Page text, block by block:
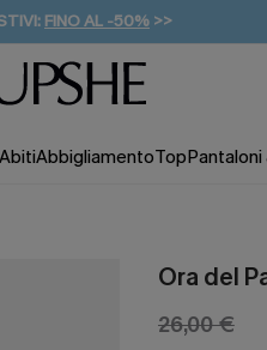
FINO AL -50% >>
GRATUITA DA 49€
I NUOVI: 20% DI SCONTO*
AbitiAbbigliamentoTop
Ora del
26,00 €